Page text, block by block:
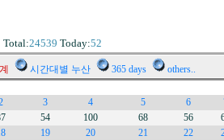
Total:24539 Today:52
시간대별 누산 365 days
others..
3 4 5 6
54 100 68 56
19 20 21 22